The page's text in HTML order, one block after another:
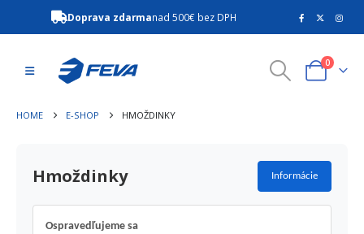
Doprava zdarmanad 500€ bez DPH
0
HOME E-SHOP HMOŽDINKY
Hmoždinky Informácie
Ospravedľujeme sa